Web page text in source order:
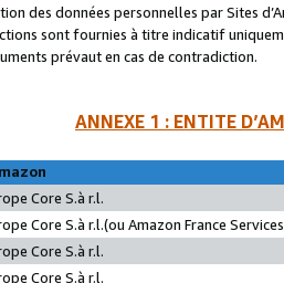
des données personnelles par Sites
sont fournies à titre indicatif
prévaut en cas de contradiction.
ANNEXE 1 : ENTITE
Core S.à r.l.
Core S.à r.l.(ou Amazon France
Core S.à r.l.
Core S.à r.l.